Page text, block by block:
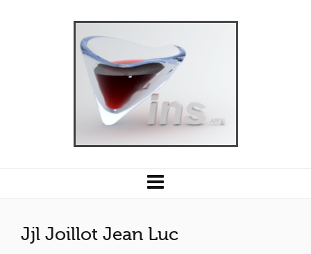
Jjl Joillot Jean Luc